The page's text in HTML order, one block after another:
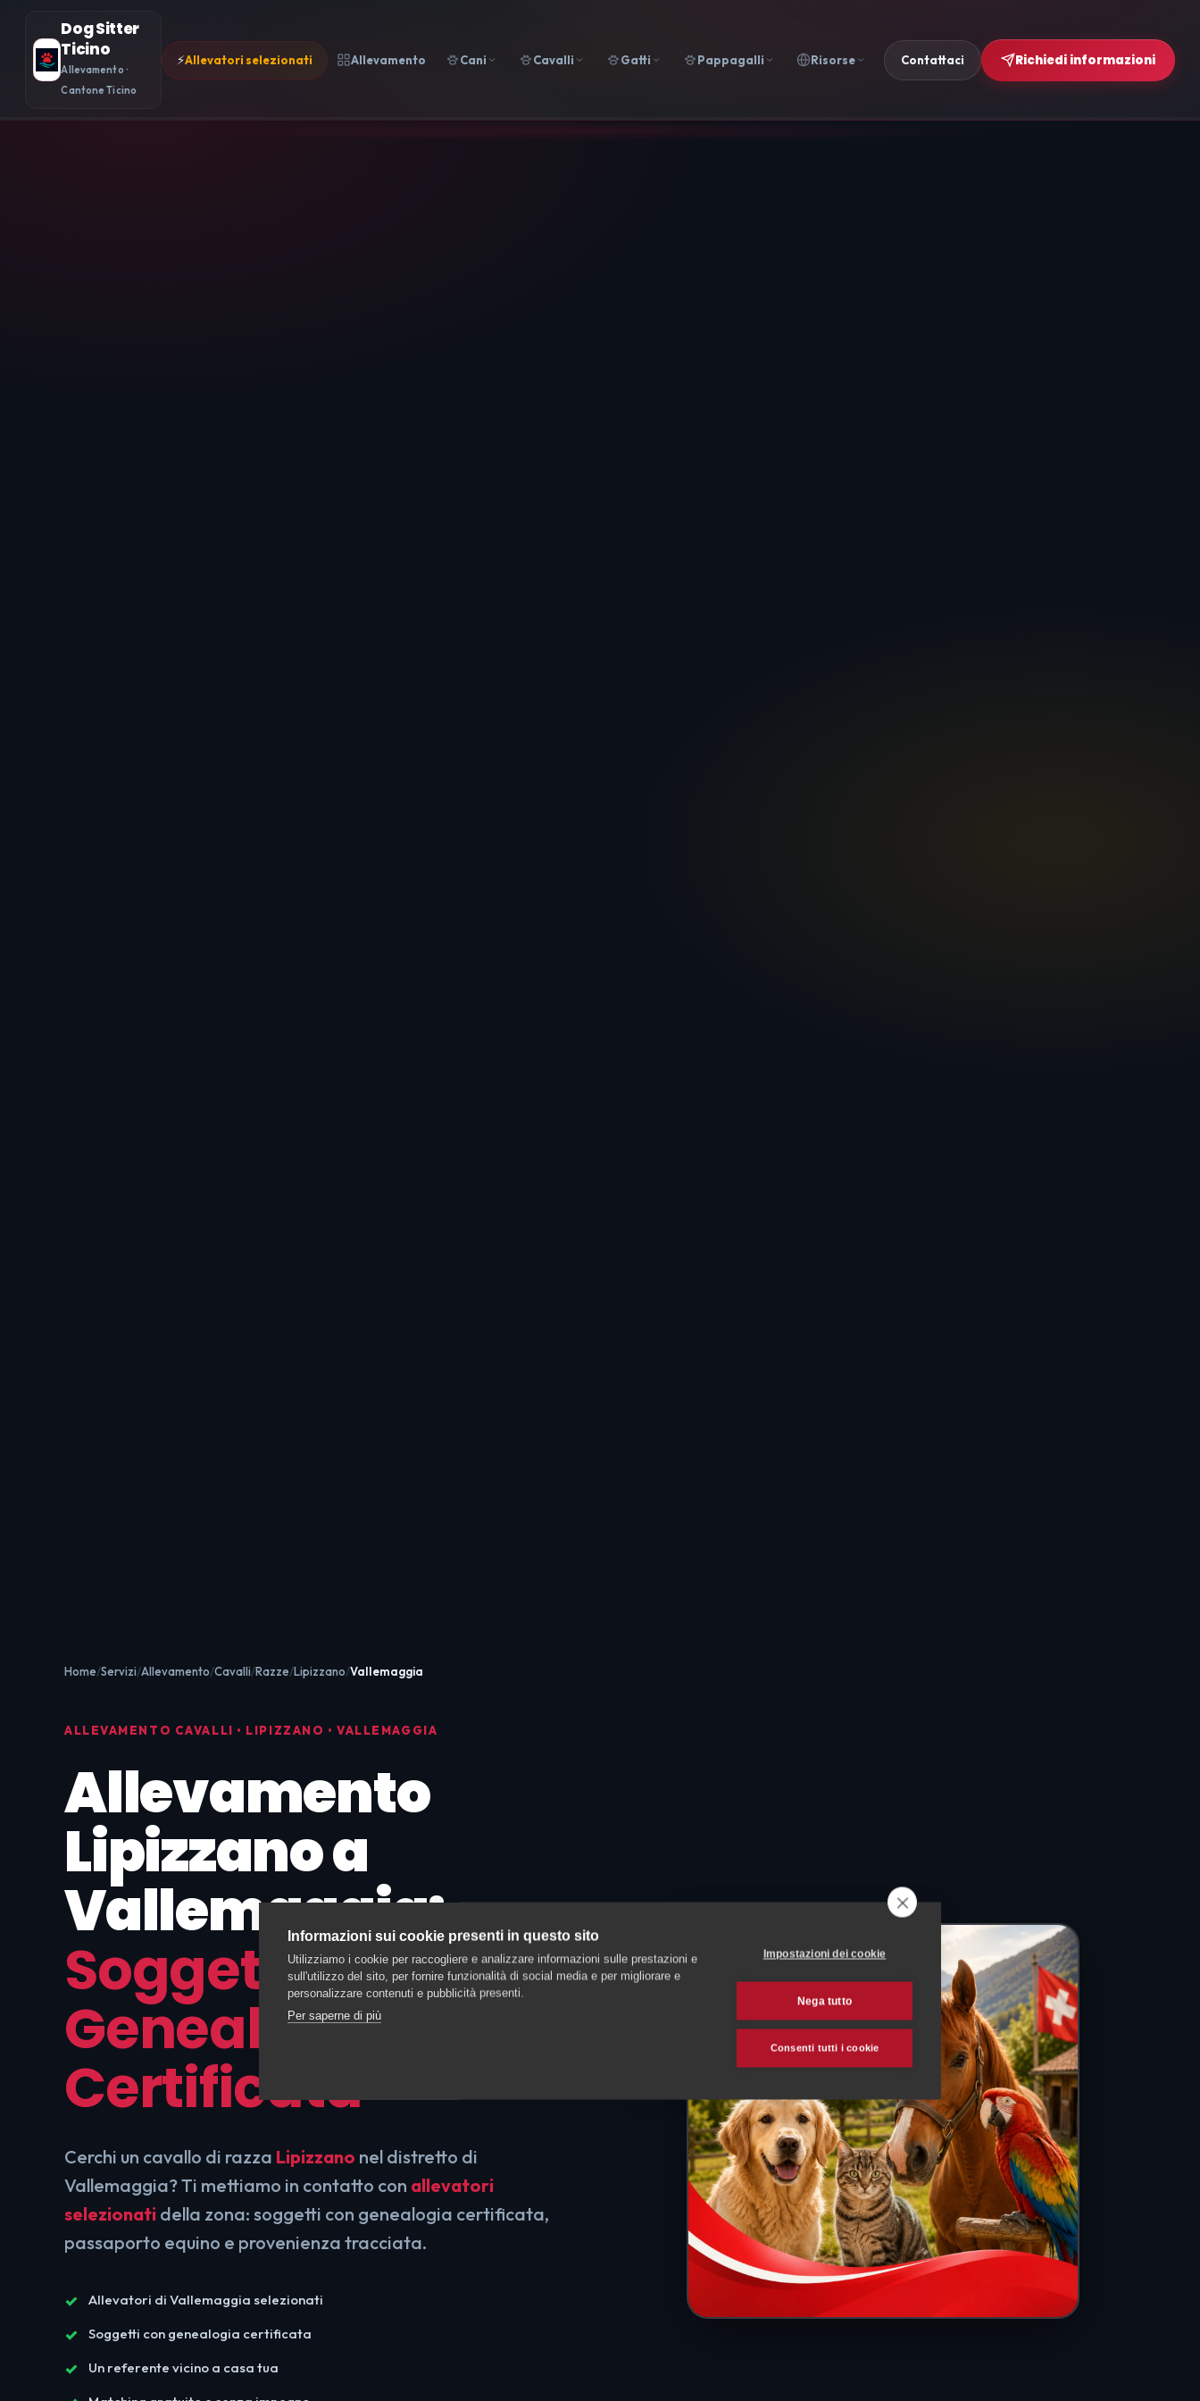
Dog Sitter
Ticino
Allevamento ·
Cantone Ticino
⚡Allevatori selezionati Allevamento Cani Cavalli Gatti Pappagalli Risorse Contattaci Richiedi informazioni
Home Servizi Allevamento Cavalli Razze Lipizzano Vallemaggia
ALLEVAMENTO CAVALLI • LIPIZZANO • VALLEMAGGIA
Allevamento
Lipizzano a
Vallemaggia:
Soggetti con
Genealogia
Certificata
Cerchi un cavallo di razza Lipizzano nel distretto di
Vallemaggia? Ti mettiamo in contatto con allevatori
selezionati della zona: soggetti con genealogia certificata,
passaporto equino e provenienza tracciata.
Allevatori di Vallemaggia selezionati
Soggetti con genealogia certificata
Un referente vicino a casa tua
Informazioni sui cookie presenti in questo sito
Utilizziamo i cookie per raccogliere e analizzare informazioni sulle prestazioni e
sull'utilizzo del sito, per fornire funzionalità di social media e per migliorare e
personalizzare contenuti e pubblicità presenti.
Per saperne di più
Impostazioni dei cookie
Nega tutto
Consenti tutti i cookie